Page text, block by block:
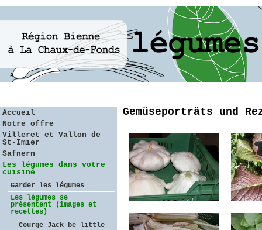
Accueil
Notre offre
Villeret et Vallon de
St-Imier
Safnern
Les légumes dans votre
cuisine
Garder les légumes
Les légumes se
présentent (images et
recettes)
Courge Jack be little
Gemüseporträts und